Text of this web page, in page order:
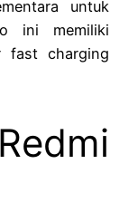
untuk
ini memiliki
fast charging